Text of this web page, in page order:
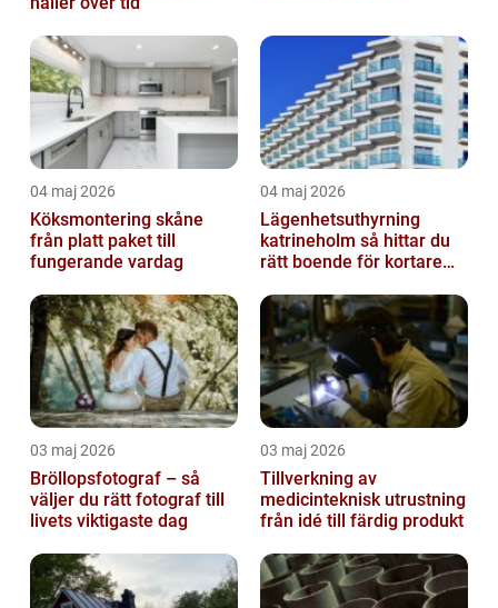
04 maj 2026
Köksmontering skåne
från platt paket till
fungerande vardag
04 maj 2026
Lägenhetsuthyrning
katrineholm så hittar du
rätt boende för kortare
03 maj 2026
Bröllopsfotograf – så
väljer du rätt fotograf till
livets viktigaste dag
03 maj 2026
Tillverkning av
medicinteknisk utrustning
från idé till färdig produkt